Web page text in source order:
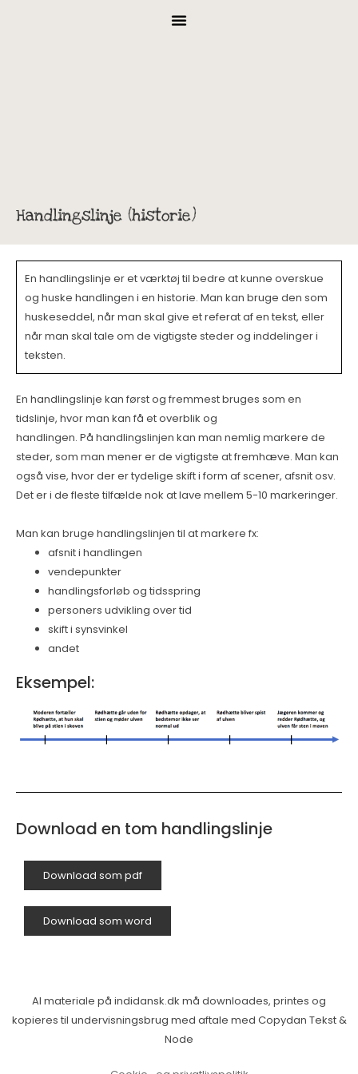
Handlingslinje (historie)
En handlingslinje er et værktøj til bedre at kunne overskue
og huske handlingen i en historie. Man kan bruge den som
huskeseddel, når man skal give et referat af en tekst, eller
når man skal tale om de vigtigste steder og inddelinger i
teksten.
En handlingslinje kan først og fremmest bruges som en
tidslinje, hvor man kan få et overblik og
handlingen. På handlingslinjen kan man nemlig markere de
steder, som man mener er de vigtigste at fremhæve. Man kan
også vise, hvor der er tydelige skift i form af scener, afsnit osv.
Det er i de fleste tilfælde nok at lave mellem 5-10 markeringer.
Man kan bruge handlingslinjen til at markere fx:
afsnit i handlingen
vendepunkter
handlingsforløb og tidsspring
personers udvikling over tid
skift i synsvinkel
andet
Eksempel:
Download en tom handlingslinje
Download som pdf
Download som word
Al materiale på indidansk.dk må downloades, printes og
kopieres til undervisningsbrug med aftale med Copydan Tekst &
Node